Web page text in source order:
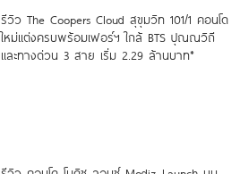
รีวิว The Coopers Cloud สุขุมวิท 101/1 คอนโด
ใหม่แต่งครบพร้อมเฟอร์ฯ ใกล้ BTS ปุณณวิถี
และทางด่วน 3 สาย เริ่ม 2.29 ล้านบาท*